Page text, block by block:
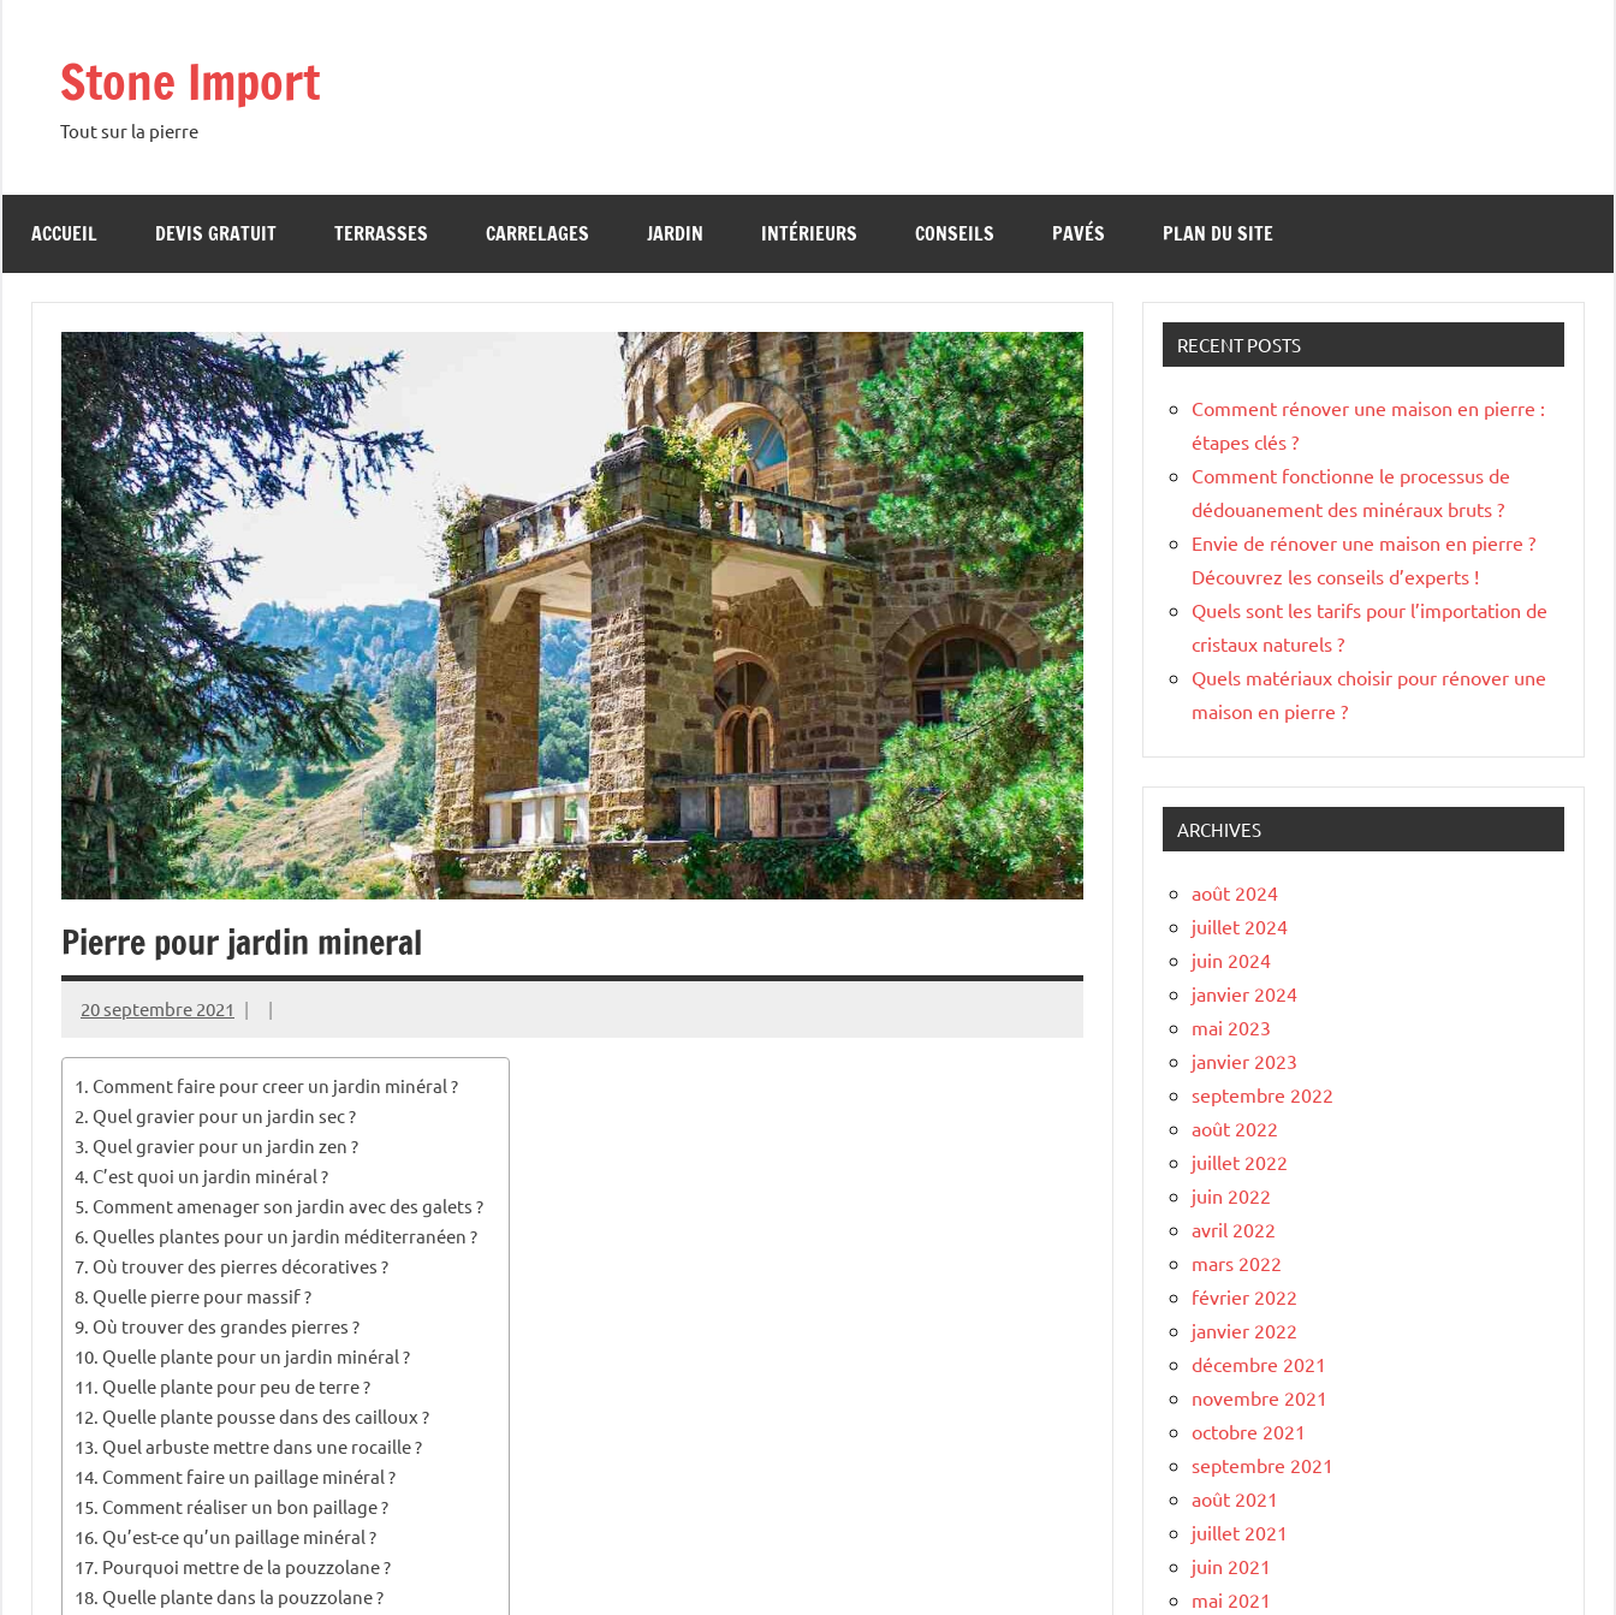
contenuStone Import
Tout sur la pierre
ACCUEIL DEVIS GRATUIT TERRASSES CARRELAGES JARDIN INTÉRIEURS CONSEILS PAVÉS PLAN DU SITE
Pierre pour jardin mineral
20 septembre 2021
Comment faire pour creer un jardin minéral ?
Quel gravier pour un jardin sec ?
Quel gravier pour un jardin zen ?
C’est quoi un jardin minéral ?
Comment amenager son jardin avec des galets ?
Quelles plantes pour un jardin méditerranéen ?
Où trouver des pierres décoratives ?
Quelle pierre pour massif ?
Où trouver des grandes pierres ?
Quelle plante pour un jardin minéral ?
Quelle plante pour peu de terre ?
Quelle plante pousse dans des cailloux ?
Quel arbuste mettre dans une rocaille ?
Comment faire un paillage minéral ?
Comment réaliser un bon paillage ?
Qu’est-ce qu’un paillage minéral ?
Pourquoi mettre de la pouzzolane ?
Quelle plante dans la pouzzolane ?
RECENT POSTS
Comment rénover une maison en pierre :
étapes clés ?
Comment fonctionne le processus de
dédouanement des minéraux bruts ?
Envie de rénover une maison en pierre ?
Découvrez les conseils d’experts !
Quels sont les tarifs pour l’importation de
cristaux naturels ?
Quels matériaux choisir pour rénover une
maison en pierre ?
ARCHIVES
août 2024
juillet 2024
juin 2024
janvier 2024
mai 2023
janvier 2023
septembre 2022
août 2022
juillet 2022
juin 2022
avril 2022
mars 2022
février 2022
janvier 2022
décembre 2021
novembre 2021
octobre 2021
septembre 2021
août 2021
juillet 2021
juin 2021
mai 2021